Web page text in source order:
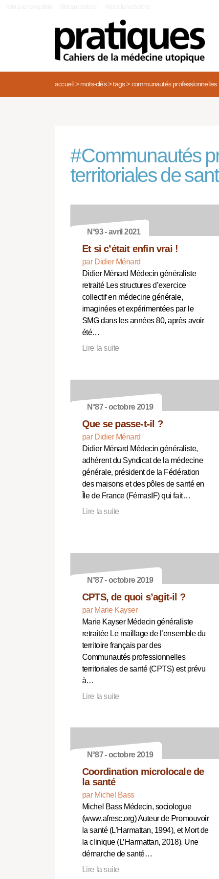
accueil> mots-clés> tags> communautés professionnelles
#Communautés
territoriales de
N°93 - avril 2021
Et si c’était enfin vrai !
par Didier Ménard
Didier Ménard Médecin généraliste
retraité Les structures d’exercice
collectif en médecine générale,
imaginées et expérimentées par le
SMG dans les années 80, après avoir
été…
Lire la suite
N°87 - octobre 2019
Que se passe-t-il ?
par Didier Ménard
Didier Ménard Médecin généraliste,
adhérent du Syndicat de la médecine
générale, président de la Fédération
des maisons et des pôles de santé en
Île de France (FémasIF) qui fait…
Lire la suite
N°87 - octobre 2019
CPTS, de quoi s’agit-il ?
par Marie Kayser
Marie Kayser Médecin généraliste
retraitée Le maillage de l’ensemble du
territoire français par des
Communautés professionnelles
territoriales de santé (CPTS) est prévu
à…
Lire la suite
N°87 - octobre 2019
Coordination microlocale de
la santé
par Michel Bass
Michel Bass Médecin, sociologue
(www.afresc.org) Auteur de Promouvoir
la santé (L’Harmattan, 1994), et Mort de
la clinique (L’Harmattan, 2018). Une
démarche de santé…
Lire la suite